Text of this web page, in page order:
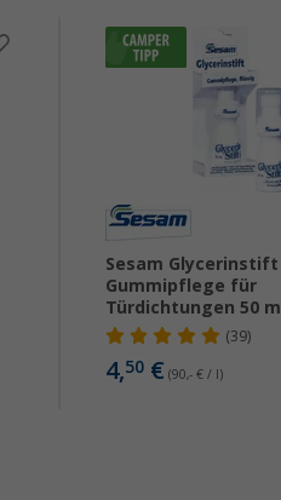
Sesam Glycerinstift
Gummipflege für
Türdichtungen 50 ml
(39)
4,50€ (90,- € / l)